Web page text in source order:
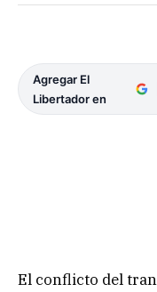
Agregar El
Libertador en
El conflicto del